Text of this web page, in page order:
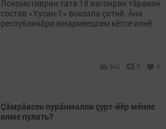
Локомотивран тата 18 вагонран тăракан
состав «Хусан-1» вокзала çитнӗ. Ăна
республикăри юнармеецсем кӗтсе илнӗ.
342 0 0
Çăмрăксен пурăнмалли çурт-йӗр мӗнле
илме пулать?